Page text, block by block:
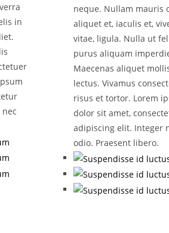
in
neque. Nullam mauris
aliquet et, iaculis et,
vitae, ligula. Nulla ut
purus aliquam
Maecenas aliquet
lectus. Vivamus
risus et tortor. Lorem
dolor sit amet,
adipiscing elit. Integer
odio. Praesent libero.